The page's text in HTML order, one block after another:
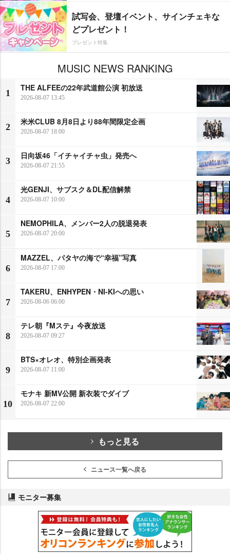
試写会、登壇イベント、サインチェキな
どプレゼント！
プレゼント特集
MUSIC NEWS RANKING
1
THE ALFEEの22年武道館公演 初放送
2026-08-07 13:45
2
米米CLUB 8月8日より88年間限定企画
2026-08-07 18:00
3
日向坂46「イチャイチャ虫」発売へ
2026-08-07 21:55
4
光GENJI、サブスク＆DL配信解禁
2026-08-07 10:00
5
NEMOPHILA、メンバー2人の脱退発表
2026-08-07 20:00
6
MAZZEL、パタヤの海で“幸福”写真
2026-08-07 17:00
7
TAKERU、ENHYPEN・NI-KIへの思い
2026-08-06 06:00
8
テレ朝『Mステ』今夜放送
2026-08-07 09:27
9
BTS×オレオ、特別企画発表
2026-08-07 11:00
10
モナキ 新MV公開 新衣装でダイブ
2026-08-07 22:00
もっと見る
ニュース一覧へ戻る
モニター募集